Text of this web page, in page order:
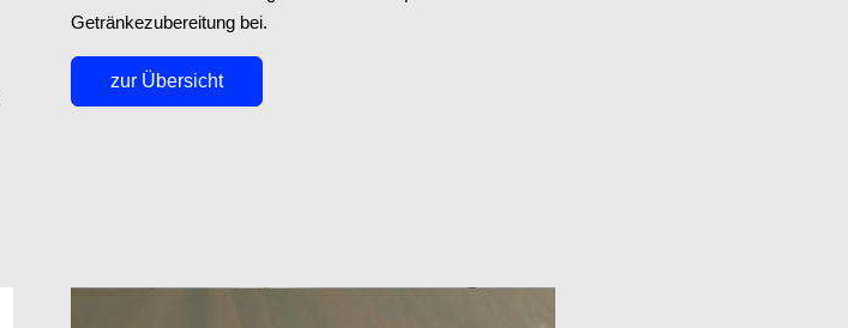
Getränkezubereitung bei.
zur Übersicht